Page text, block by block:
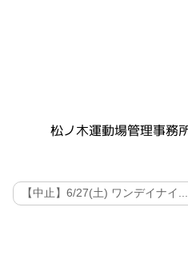
松ノ木運動場管理事務
【中止】6/27(土) ワンデイナイ